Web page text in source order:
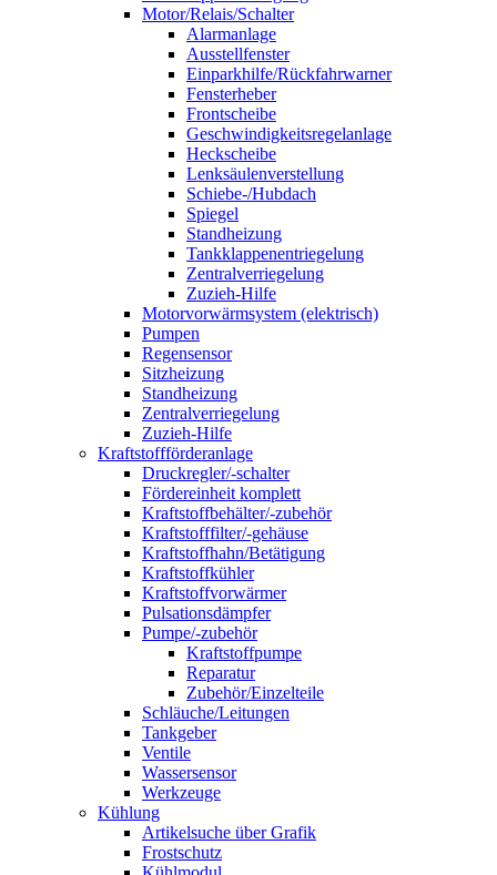
Motor/Relais/Schalter
Alarmanlage
Ausstellfenster
Einparkhilfe/Rückfahrwarner
Fensterheber
Frontscheibe
Geschwindigkeitsregelanlage
Heckscheibe
Lenksäulenverstellung
Schiebe-/Hubdach
Spiegel
Standheizung
Tankklappenentriegelung
Zentralverriegelung
Zuzieh-Hilfe
Motorvorwärmsystem (elektrisch)
Pumpen
Regensensor
Sitzheizung
Standheizung
Zentralverriegelung
Zuzieh-Hilfe
Kraftstoffförderanlage
Druckregler/-schalter
Fördereinheit komplett
Kraftstoffbehälter/-zubehör
Kraftstofffilter/-gehäuse
Kraftstoffhahn/Betätigung
Kraftstoffkühler
Kraftstoffvorwärmer
Pulsationsdämpfer
Pumpe/-zubehör
Kraftstoffpumpe
Reparatur
Zubehör/Einzelteile
Schläuche/Leitungen
Tankgeber
Ventile
Wassersensor
Werkzeuge
Kühlung
Artikelsuche über Grafik
Frostschutz